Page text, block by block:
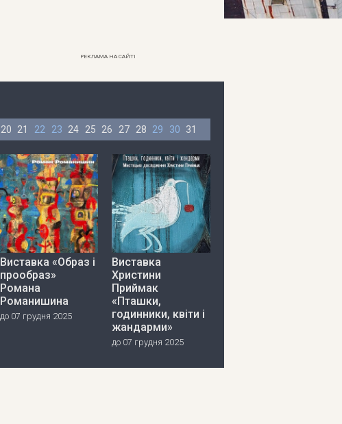
РЕКЛАМА НА САЙТІ
20 21 22 23 24 25 26 27 28 29 30 31
Виставка «Образ і
прообраз»
Романа
Романишина
до 07 грудня 2025
Виставка
Христини
Приймак
«Пташки,
годинники, квіти і
жандарми»
до 07 грудня 2025